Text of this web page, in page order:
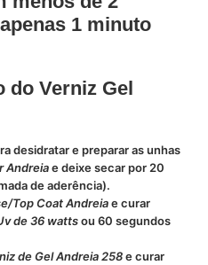
1 minuto
do Verniz Gel
desidratar e preparar as unhas
Andreiae deixe secar por 20
de aderência).
Top Coat Andreiae curar
de 36 wattsou 60 segundos
de Gel Andreia 258e curar